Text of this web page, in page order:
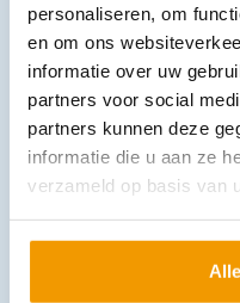
personaliseren, om
en om ons
informatie over uw
partners voor social
partners kunnen deze
informatie die u aan ze
verzameld op basis van
Oogmagneet met loep
incl. btw
21.95 excl. btw
In